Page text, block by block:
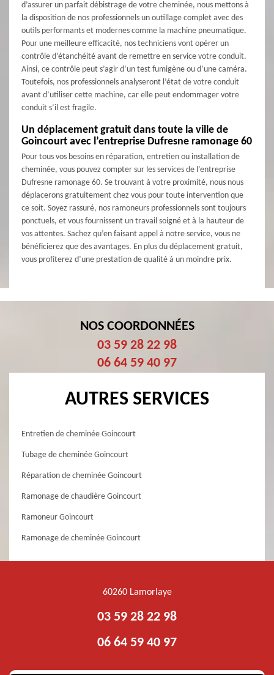
d’assurer un parfait débistrage de votre cheminée, nous mettons à
la disposition de nos professionnels un outillage complet avec des
outils performants et modernes comme la machine pneumatique.
Pour une meilleure efficacité, nos techniciens vont opérer un
contrôle d’étanchéité avant de remettre en service votre conduit.
Ainsi, ce contrôle peut s’agir d’un test fumigène ou d’une caméra.
Toutefois, nos professionnels analyseront l’état de votre conduit
avant d’utiliser cette machine, car elle peut endommager votre
conduit s’il est fragile.
Un déplacement gratuit dans toute la ville de
Goincourt avec l’entreprise Dufresne ramonage 60
Pour tous vos besoins en réparation, entretien ou installation de
cheminée, vous pouvez compter sur les services de l’entreprise
Dufresne ramonage 60. Se trouvant à votre proximité, nous nous
déplacerons gratuitement chez vous pour toute intervention que
ce soit. Soyez rassuré, nos ramoneurs professionnels sont toujours
ponctuels, et vous fournissent un travail soigné et à la hauteur de
vos attentes. Sachez qu’en faisant appel à notre service, vous ne
bénéficierez que des avantages. En plus du déplacement gratuit,
vous profiterez d’une prestation de qualité à un moindre prix.
NOS COORDONNÉES
03 59 28 22 98
06 64 59 40 97
AUTRES SERVICES
Entretien de cheminée Goincourt
Tubage de cheminée Goincourt
Réparation de cheminée Goincourt
Ramonage de chaudière Goincourt
Ramoneur Goincourt
Ramonage de cheminée Goincourt
60260 Lamorlaye
03 59 28 22 98
06 64 59 40 97